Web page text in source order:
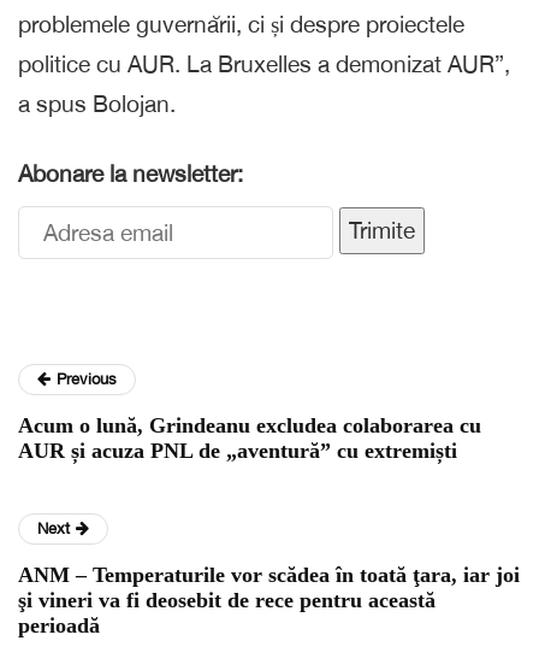
problemele guvernării, ci și despre proiectele
politice cu AUR. La Bruxelles a demonizat AUR”,
a spus Bolojan.
Abonare la newsletter:
Trimite
Previous
Acum o lună, Grindeanu excludea colaborarea cu
AUR și acuza PNL de „aventură” cu extremiști
Next
ANM – Temperaturile vor scădea în toată ţara, iar joi
şi vineri va fi deosebit de rece pentru această
perioadă